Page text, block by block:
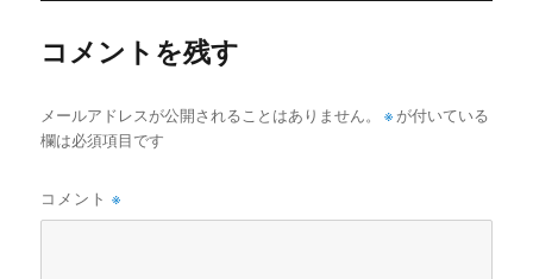
コメントを残す
メールアドレスが公開されることはありません。 ※ が付いている
欄は必須項目です
コメント※